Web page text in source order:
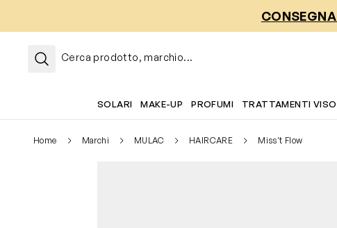
Cerca prodotto, marchio...
SOLARI MAKE-UP PROFUMI TRATTAMENTI VISO
Home Marchi MULAC HAIRCARE Miss't Flow